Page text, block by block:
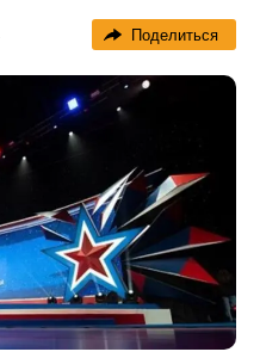
Поделиться